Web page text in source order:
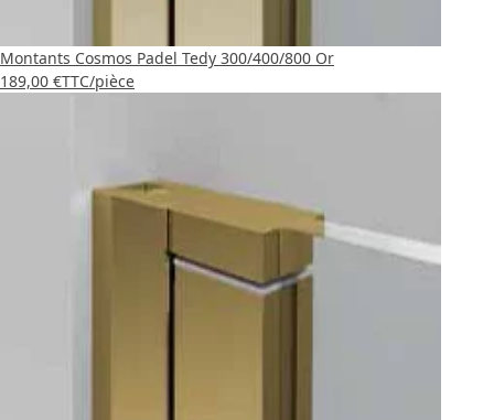
Montants Cosmos Padel Tedy 300/400/800 Or
189,00 €TTC/pièce